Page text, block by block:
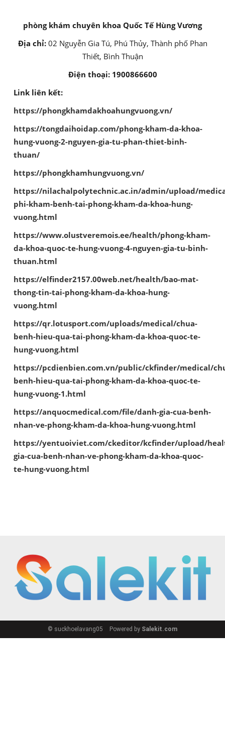
phòng khám chuyên khoa Quốc Tế Hùng Vương
Địa chỉ:02 Nguyễn Gia Tú, Phú Thủy, Thành phố Phan
Thiết, Bình Thuận
Điện thoại: 1900866600
Link liên kết:
https://phongkhamdakhoahungvuong.vn/
https://tongdaihoidap.com/phong-kham-da-khoa-
hung-vuong-2-nguyen-gia-tu-phan-thiet-binh-
thuan/
https://phongkhamhungvuong.vn/
https://nilachalpolytechnic.ac.in/admin/upload/
phi-kham-benh-tai-phong-kham-da-khoa-hung-
vuong.html
https://www.olustveremois.ee/health/phong-kham-
da-khoa-quoc-te-hung-vuong-4-nguyen-gia-tu-binh-
thuan.html
https://elfinder2157.00web.net/health/bao-mat-
thong-tin-tai-phong-kham-da-khoa-hung-
vuong.html
https://qr.lotusport.com/uploads/medical/chua-
benh-hieu-qua-tai-phong-kham-da-khoa-quoc-te-
hung-vuong.html
https://pcdienbien.com.vn/public/ckfinder/medical/
benh-hieu-qua-tai-phong-kham-da-khoa-quoc-te-
hung-vuong-1.html
https://anquocmedical.com/file/danh-gia-cua-benh-
nhan-ve-phong-kham-da-khoa-hung-vuong.html
https://yentuoiviet.com/ckeditor/kcfinder/upload/
gia-cua-benh-nhan-ve-phong-kham-da-khoa-quoc-
te-hung-vuong.html
© suckhoelavang05 Powered by Salekit.com